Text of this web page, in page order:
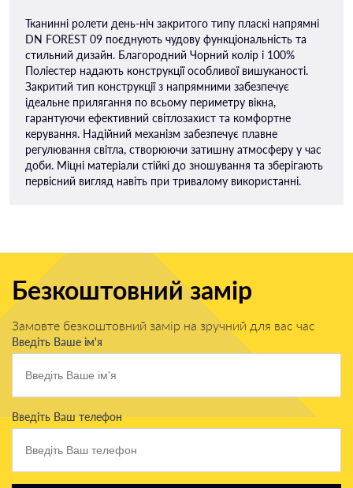
Тканинні ролети день-ніч закритого типу пласкі напрямні
DN FOREST 09 поєднують чудову функціональність та
стильний дизайн. Благородний Чорний колір і 100%
Поліестер надають конструкції особливої ​​вишуканості.
Закритий тип конструкції з напрямними забезпечує
ідеальне прилягання по всьому периметру вікна,
гарантуючи ефективний світлозахист та комфортне
керування. Надійний механізм забезпечує плавне
регулювання світла, створюючи затишну атмосферу у час
доби. Міцні матеріали стійкі до зношування та зберігають
первісний вигляд навіть при тривалому використанні.
Безкоштовний замір
Замовте безкоштовний замір на зручний для вас час
Введіть Ваше ім'я
Введіть Ваш телефон